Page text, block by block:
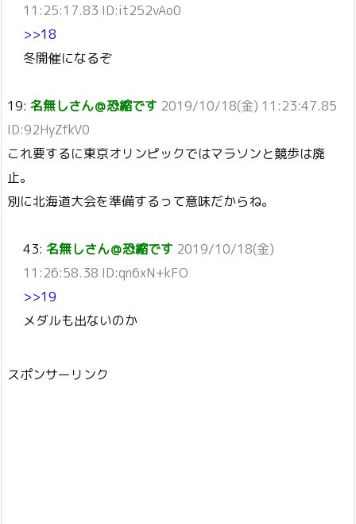
11:25:17.83 ID:it252vAo0
>>18
冬開催になるぞ
19: 名無しさん＠恐縮です 2019/10/18(金) 11:23:47.85
ID:92HyZfkV0
これ要するに東京オリンピックではマラソンと競歩は廃
止。
別に北海道大会を準備するって意味だからね。
43: 名無しさん＠恐縮です 2019/10/18(金)
11:26:58.38 ID:qn6xN+kFO
>>19
メダルも出ないのか
スポンサーリンク